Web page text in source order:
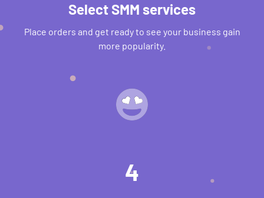
Select SMM services
Place orders and get ready to see your business gain
more popularity.
4